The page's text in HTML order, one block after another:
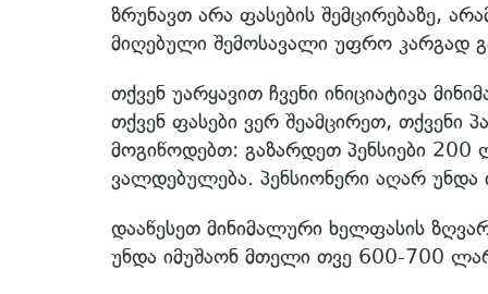
ზრუნავთ არა ფასების შემცირებაზე,
მიღებული შემოსავალი უფრო კარგად
თქვენ უარყავით ჩვენი ინიციატივა
თქვენ ფასები ვერ შეამცირეთ, თქვენი
მოგიწოდებთ: გაზარდეთ პენსიები
ვალდებულება. პენსიონერი აღარ უნდა
დააწესეთ მინიმალური ხელფასის
უნდა იმუშაონ მთელი თვე 600-700